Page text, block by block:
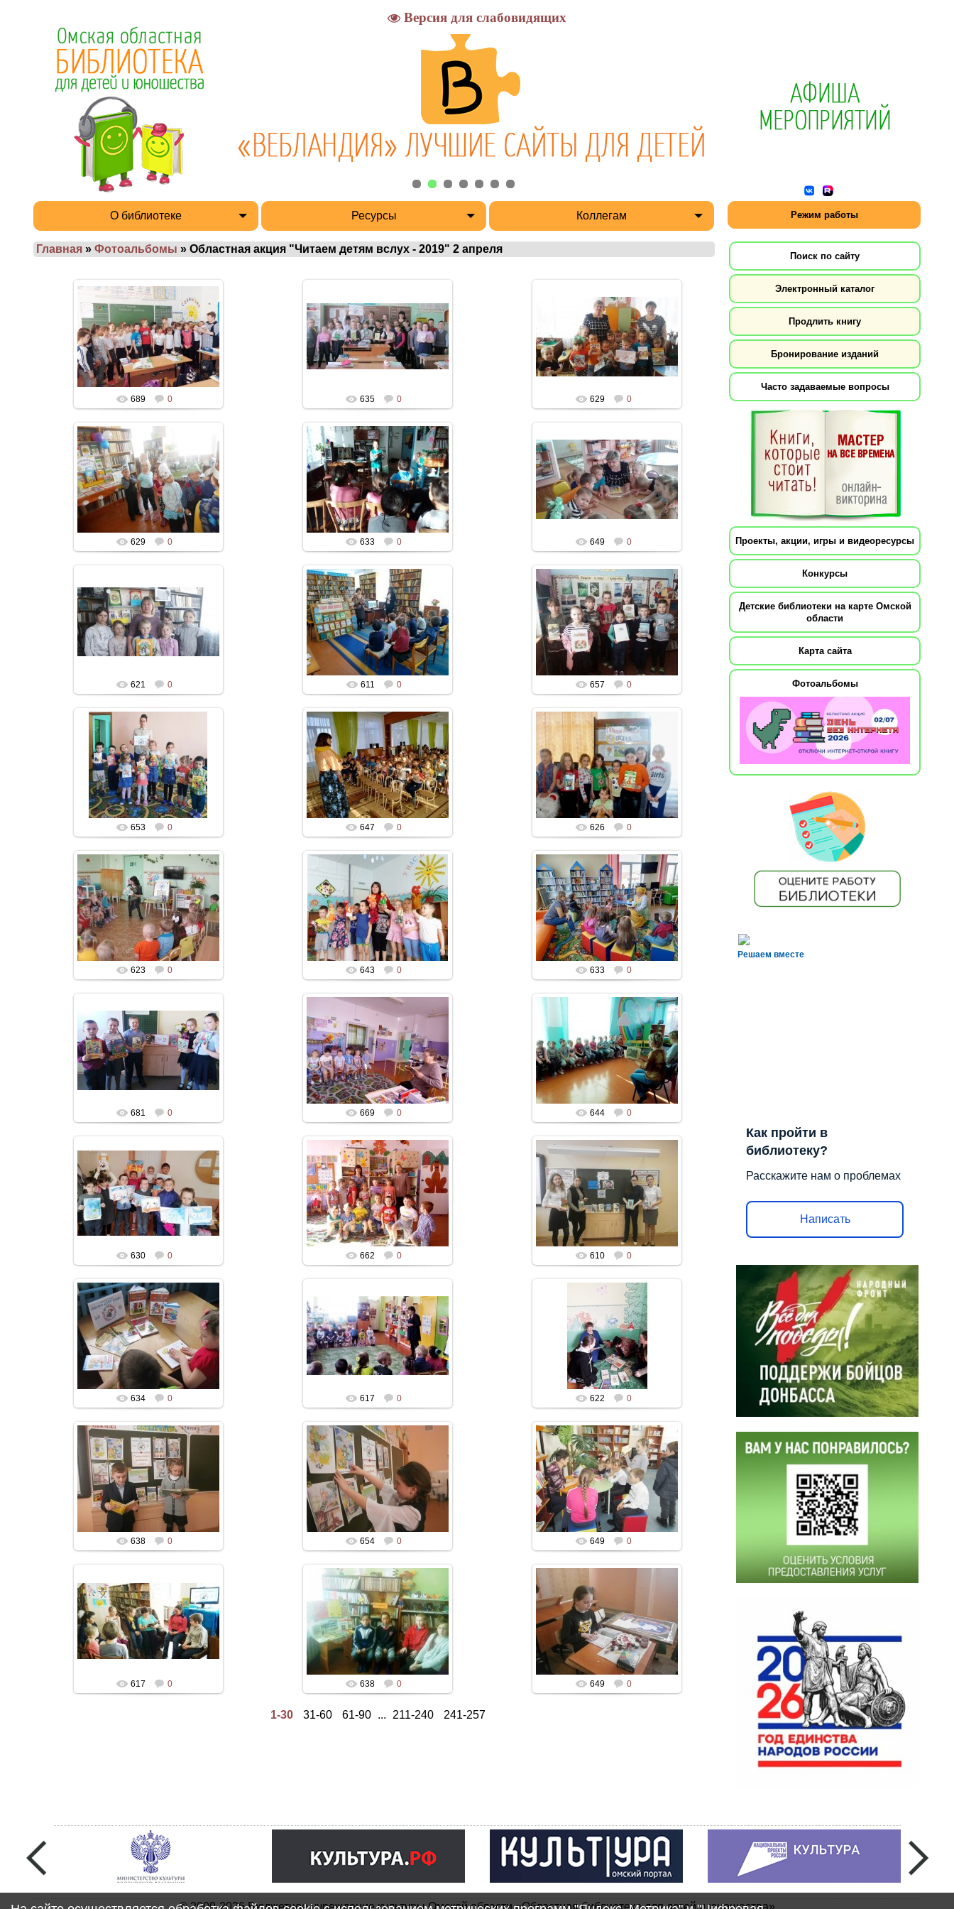
Версия для слабовидящих
О библиотеке Ресурсы Коллегам Режим работы
Главная » Фотоальбомы » Областная акция "Читаем детям вслух - 2019" 2 апреля
689 0 635 0 629 0
629 0 633 0 649 0
621 0 611 0 657 0
653 0 647 0 626 0
623 0 643 0 633 0
681 0 669 0 644 0
630 0 662 0 610 0
634 0 617 0 622 0
638 0 654 0 649 0
617 0 638 0 649 0
1-30 31-60 61-90 ... 211-240 241-257
Поиск по сайту
Электронный каталог
Продлить книгу
Бронирование изданий
Часто задаваемые вопросы
Проекты, акции, игры и видеоресурсы
Конкурсы
Детские библиотеки на карте Омской
области
Карта сайта
Фотоальбомы
Решаем вместе
Как пройти в
библиотеку?
Расскажите нам о проблемах
Написать